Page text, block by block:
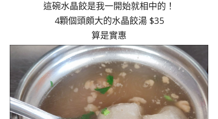
這碗水晶餃是我一開始就相中的！
4顆個頭頗大的水晶餃湯 $35
算是實惠